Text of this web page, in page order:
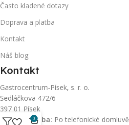
Často kladené dotazy
Doprava a platba
Kontakt
Náš blog
Kontakt
Gastrocentrum-Písek, s. r. o.
Sedláčkova 472/6
397 01 Písek
Otevírací doba: Po telefonické domluvě
0